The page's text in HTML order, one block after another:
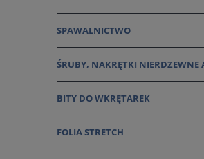
SPAWALNICTWO
ŚRUBY, NAKRĘTKI NIERDZEWNE
BITY DO WKRĘTAREK
FOLIA STRETCH